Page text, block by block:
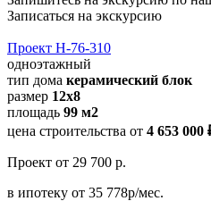
Записаться на экскурсию
Проект Н-76-310
одноэтажный
тип дома керамический блок
размер 12x8
площадь 99 м2
цена строительства от 4 653 000
Проект от 29 700 р.
в ипотеку от 35 778р/мес.